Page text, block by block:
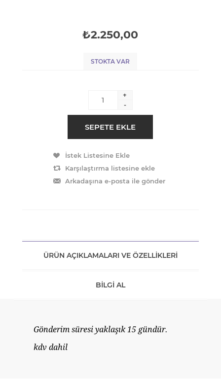
₺2.250,00
STOKTA VAR
+
-
ÜRÜN AÇIKLAMALARI VE ÖZELLIKLERI
BILGI AL
Gönderim süresi yaklaşık 15 gündür.
kdv dahil